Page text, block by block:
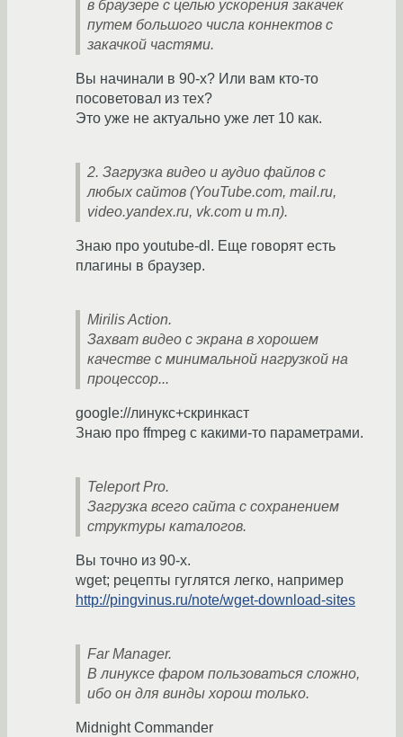
в браузере с целью ускорения закачек
путем большого числа коннектов с
закачкой частями.
Вы начинали в 90-х? Или вам кто-то
посоветовал из тех?
Это уже не актуально уже лет 10 как.
2. Загрузка видео и аудио файлов с
любых сайтов (YouTube.com, mail.ru,
video.yandex.ru, vk.com и т.п).
Знаю про youtube-dl. Еще говорят есть
плагины в браузер.
Mirilis Action.
Захват видео с экрана в хорошем
качестве с минимальной нагрузкой на
процессор...
google://линукс+скринкаст
Знаю про ffmpeg с какими-то параметрами.
Teleport Pro.
Загрузка всего сайта с сохранением
структуры каталогов.
Вы точно из 90-х.
wget; рецепты гуглятся легко, например
http://pingvinus.ru/note/wget-download-sites
Far Manager.
В линуксе фаром пользоваться сложно,
ибо он для винды хорош только.
Midnight Commander